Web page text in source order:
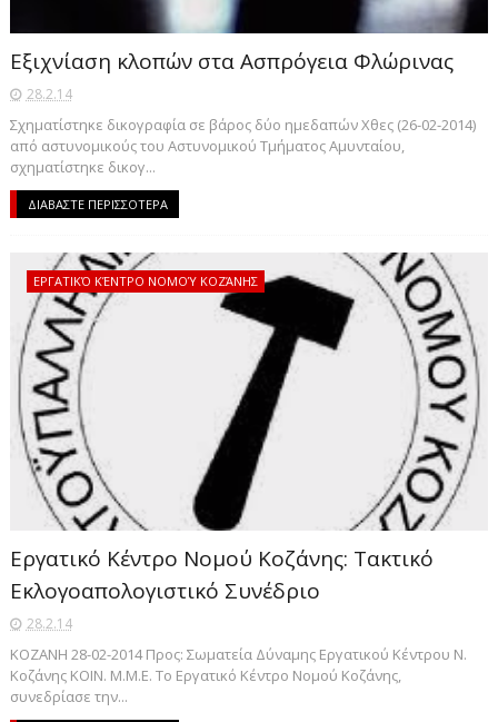
Εξιχνίαση κλοπών στα Ασπρόγεια Φλώρινας
28.2.14
Σχηματίστηκε δικογραφία σε βάρος δύο ημεδαπών Χθες (26-02-2014)
από αστυνομικούς του Αστυνομικού Τμήματος Αμυνταίου,
σχηματίστηκε δικογ...
ΔΙΑΒΑΣΤΕ ΠΕΡΙΣΣΟΤΕΡΑ
ΕΡΓΑΤΙΚΌ ΚΈΝΤΡΟ ΝΟΜΟΎ ΚΟΖΆΝΗΣ
Εργατικό Κέντρο Νομού Κοζάνης: Τακτικό
Εκλογοαπολογιστικό Συνέδριο
28.2.14
ΚΟΖΑΝΗ 28-02-2014 Προς: Σωματεία Δύναμης Εργατικού Κέντρου Ν.
Κοζάνης ΚΟΙΝ. Μ.Μ.Ε. Το Εργατικό Κέντρο Νομού Κοζάνης,
συνεδρίασε την...